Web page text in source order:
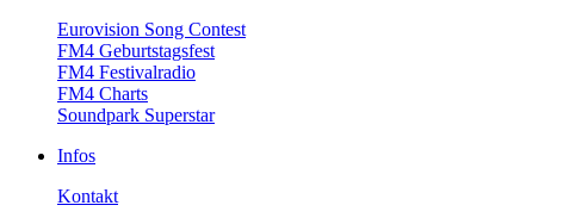
EurovisionSongContest
FM4Geburtstagsfest
FM4Festivalradio
FM4Charts
SoundparkSuperstar
Infos
Kontakt